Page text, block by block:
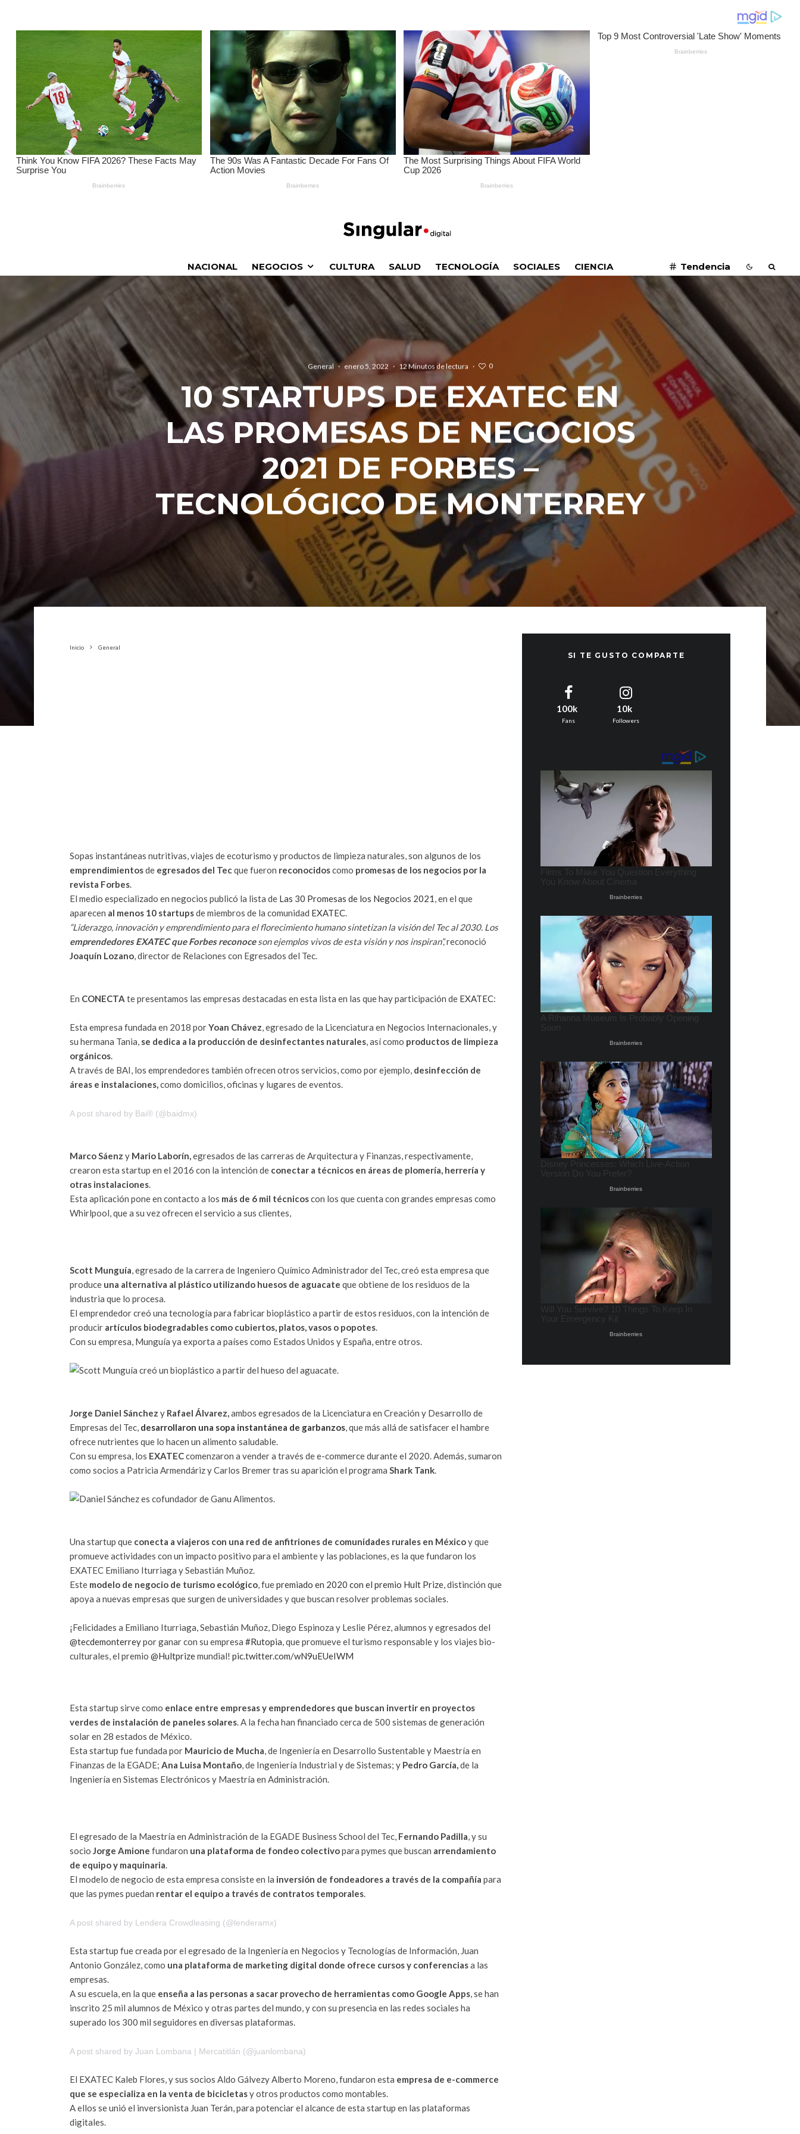
NACIONAL NEGOCIOS CULTURA SALUD TECNOLOGÍA SOCIALES CIENCIA Tendencia
General · enero 5, 2022 · 12 Minutos de lectura · 0
10 STARTUPS DE EXATEC EN
LAS PROMESAS DE NEGOCIOS
2021 DE FORBES –
TECNOLÓGICO DE MONTERREY
Inicio General
Sopas instantáneas nutritivas, viajes de ecoturismo y productos de limpieza naturales, son algunos de los
emprendimientosde egresados del Tecque fueron reconocidoscomo promesas de los negocios por la
revista Forbes.
El medio especializado en negocios publicó la lista de Las 30 Promesas de los Negocios 2021, en el que
aparecen al menos 10 startupsde miembros de la comunidad EXATEC.
“Liderazgo, innovación y emprendimiento para el florecimiento humano sintetizan la visión del Tec al 2030. Los
emprendedores EXATEC que Forbes reconoceson ejemplos vivos de esta visión y nos inspiran”,reconoció
Joaquín Lozano, director de Relaciones con Egresados del Tec.
En CONECTA te presentamos las empresas destacadas en esta lista en las que hay participación de EXATEC:
Esta empresa fundada en 2018 porYoan Chávez, egresado de la Licenciatura en Negocios Internacionales, y
su hermana Tania, se dedica a la producción de desinfectantes naturales, así como productos de limpieza
orgánicos.
A través de BAI, los emprendedores también ofrecen otros servicios, como por ejemplo, desinfección de
áreas e instalaciones,como domicilios, oficinas y lugares de eventos.
A post shared by Bai® (@baidmx)
Marco Sáenz y Mario Laborín,egresados de las carreras de Arquitectura y Finanzas, respectivamente,
crearon esta startup en el 2016 con la intención de conectar a técnicos en áreas de plomería, herrería y
otras instalaciones.
Esta aplicación pone en contacto a los más de 6 mil técnicoscon los que cuenta con grandes empresas como
Whirlpool, que a su vez ofrecen el servicio a sus clientes,
Scott Munguía, egresado de la carrera de Ingeniero Químico Administrador del Tec, creó esta empresa que
produce una alternativa al plástico utilizando huesos de aguacate que obtiene de los residuos de la
industria que lo procesa.
El emprendedor creó una tecnología para fabricar bioplástico a partir de estos residuos, con la intención de
producir artículos biodegradables como cubiertos, platos, vasos o popotes.
Con su empresa, Munguía ya exporta a países como Estados Unidos y España, entre otros.
Jorge Daniel Sánchez y Rafael Álvarez,ambos egresados de la Licenciatura en Creación y Desarrollo de
Empresas del Tec, desarrollaron una sopa instantánea de garbanzos, que más allá de satisfacer el hambre
ofrece nutrientes que lo hacen un alimento saludable.
Con su empresa, los EXATECcomenzaron a vender a través de e-commerce durante el 2020. Además, sumaron
como socios a Patricia Armendáriz y Carlos Bremer tras su aparición el programa Shark Tank.
Una startup que conecta a viajeros con una red de anfitriones de comunidades rurales en Méxicoy que
promueve actividades con un impacto positivo para el ambiente y las poblaciones, es la que fundaron los
EXATEC Emiliano Iturriaga y Sebastián Muñoz.
Este modelo de negocio de turismo ecológico, fuepremiado en 2020 con el premio Hult Prize, distinción que
apoya a nuevas empresas que surgen de universidades y que buscan resolver problemas sociales.
¡Felicidades a Emiliano Iturriaga, Sebastián Muñoz, Diego Espinoza y Leslie Pérez, alumnos y egresados del
@tecdemonterreypor ganar con su empresa #Rutopia, que promueve el turismo responsable y los viajes bio-
culturales, el premio @Hultprizemundial! pic.twitter.com/wN9uEUeIWM
Esta startup sirve como enlace entre empresas y emprendedores que buscan invertir en proyectos
verdes de instalación de paneles solares. A la fecha han financiado cerca de 500 sistemas de generación
solar en 28 estados de México.
Esta startup fue fundada por Mauricio de Mucha, de Ingeniería en Desarrollo Sustentable y Maestría en
Finanzas de la EGADE; Ana Luisa Montaño, de Ingeniería Industrial y de Sistemas; y Pedro García,de la
Ingeniería en Sistemas Electrónicos y Maestría en Administración.
El egresado de la Maestría en Administración de la EGADE Business School del Tec, Fernando Padilla, y su
socio Jorge Amione fundaron una plataforma de fondeo colectivopara pymes que buscan arrendamiento
de equipo y maquinaria.
El modelo de negocio de esta empresa consiste en la inversión de fondeadores a través de la compañía para
que las pymes puedan rentar el equipo a través de contratos temporales.
A post shared by Lendera Crowdleasing (@lenderamx)
Esta startup fue creada por el egresado de la Ingeniería en Negocios y Tecnologías de Información, Juan
Antonio González, como una plataforma de marketing digital donde ofrece cursos y conferenciasa las
empresas.
A su escuela, en la que enseña a las personas a sacar provecho de herramientas como Google Apps, se han
inscrito 25 mil alumnos de México y otras partes del mundo, y con su presencia en las redes sociales ha
superado los 300 mil seguidores en diversas plataformas.
A post shared by Juan Lombana | Mercatitlán (@juanlombana)
El EXATEC Kaleb Flores, y sus socios Aldo Gálvezy Alberto Moreno, fundaron esta empresa de e-commerce
que se especializa en la venta de bicicletasy otros productos como montables.
A ellos se unió el inversionista Juan Terán, para potenciar el alcance de esta startup en las plataformas
digitales.
SI TE GUSTO COMPARTE
100k
Fans
10k
Followers